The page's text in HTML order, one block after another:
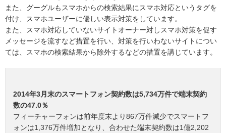
また、グーグルもスマホからの検索結果にスマホ対応というタグを
付け、スマホユーザーに優しい表示対策をしています。
また、スマホ対応していないサイトオーナー対しスマホ対策を促す
メッセージを流すなど措置を行い、対策を行いわないサイトについ
ては、スマホの検索結果から除外するなどの措置を講じています。
2014年3月末のスマートフォン契約数は5,734万件で端末契約
数の47.0％
フィーチャーフォンは前年度末より867万件減少でスマートフ
ォンは1,376万件増加となり、合わせた端末契約数は1億2,202